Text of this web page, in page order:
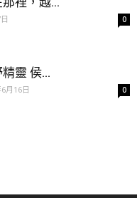
0
精靈 侯...
月16日 0